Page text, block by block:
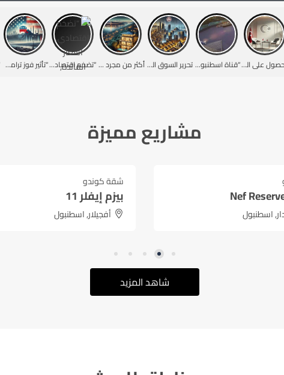
الحصول على الجنسية التركية “قناة اسطنبول” بعد الانتهاء من المشروع تحرير السوق التركي: خفض سعر الفائدة لدى البنك المركزي وآثاره على العقارات أكثر من مجرد سعر: الدليل الكامل لتكاليف العقارات في تركيا “تضخم اقتصادي, أسعار الفائدة, والعقارات: كيف تؤثر سياسات البنك المركزي التركي على السوق؟ “تأثير فوز ترامب على العقارات التركية: الفرص والتحديات”
مشاريع مميزة
اسطنبول
مميز
يبدأ من₺
9,180,000
شقة كوندو
مشروع أوراسيا باشاك شهير 3
باشاك شهير, اسطنبول
شاهد المزيد